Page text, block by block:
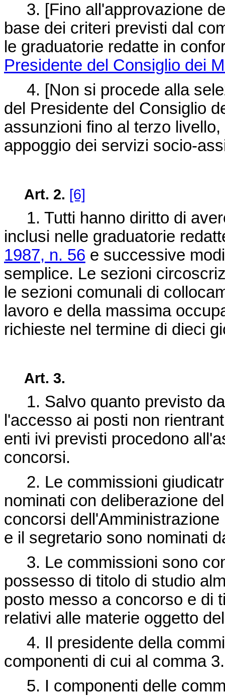
3. [Fino all'approvazione
base dei criteri previsti dal
le graduatorie redatte in
Presidente del Consiglio dei
4. [Non si procede alla
del Presidente del Consiglio
assunzioni fino al terzo
appoggio dei servizi socio-
Art. 2. [6]
1. Tutti hanno diritto di
inclusi nelle graduatorie
1987, n. 56 e successive
semplice. Le sezioni
le sezioni comunali di
lavoro e della massima
richieste nel termine di dieci
Art. 3.
1. Salvo quanto previsto
l'accesso ai posti non
enti ivi previsti procedono
concorsi.
2. Le commissioni
nominati con deliberazione
concorsi
e il segretario sono nominati
3. Le commissioni sono
possesso di titolo di studio
posto messo a concorso e di
relativi alle materie oggetto
4. Il presidente della
componenti di cui al comma 3.
5. I componenti delle